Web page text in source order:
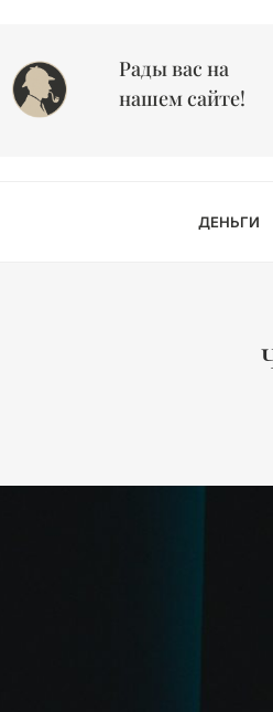
Рады вас на
нашем сайте!
ДЕНЬГИ